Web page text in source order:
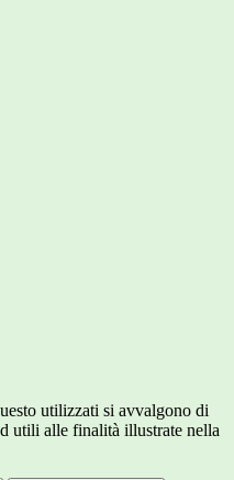
utilizzati si avvalgono di
utili alle finalità illustrate nella